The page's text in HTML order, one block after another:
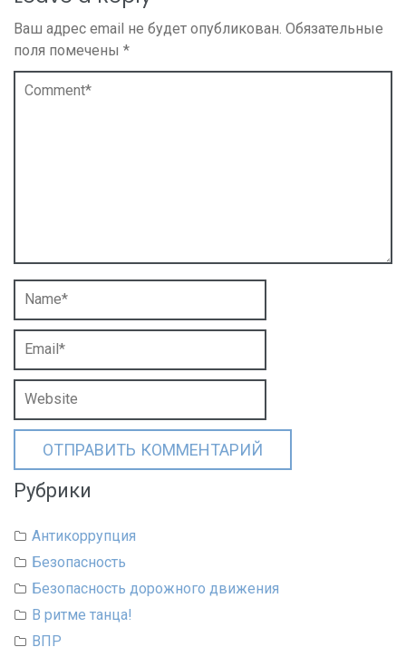
Ваш адрес email не будет опубликован. Обязательные
поля помечены *
Рубрики
Антикоррупция
Безопасность
Безопасность дорожного движения
В ритме танца!
ВПР